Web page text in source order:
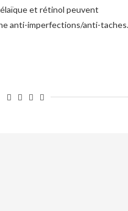
et rétinol peuvent
anti-imperfections/anti-taches.